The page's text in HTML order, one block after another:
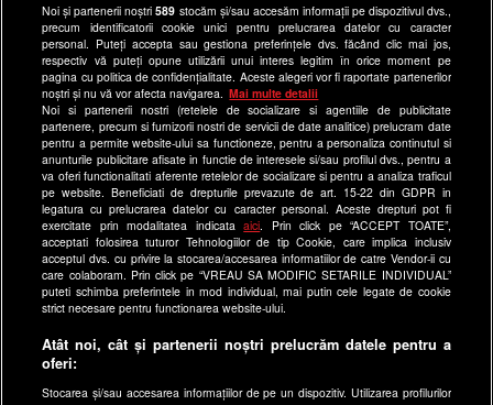
Program Happy Channel
Echipa editorială
Site-uri Antena Group
a1.ro
antenastars.ro
as.ro
catine.ro
chefi.ro
deparinti.ro
medicool.ro
spynews.ro
useit.ro
Noi și partenerii noștri589 stocăm și/sau accesăm informații pe dispozitivul dvs.,
precum identificatorii cookie unici pentru prelucrarea datelor cu caracter
personal. Puteți accepta sau gestiona preferințele dvs. făcând clic mai jos,
respectiv vă puteți opune utilizării unui interes legitim în orice moment pe
pagina cu politica de confidențialitate. Aceste alegeri vor fi raportate partenerilor
noștri și nu vă vor afecta navigarea.
Mai multe detalii
Noi si partenerii nostri (retelele de socializare si agentiile de publicitate
partenere, precum si furnizorii nostri de servicii de date analitice) prelucram date
pentru a permite website-ului sa functioneze, pentru a personaliza continutul si
anunturile publicitare afisate in functie de interesele si/sau profilul dvs., pentru a
va oferi functionalitati aferente retelelor de socializare si pentru a analiza traficul
pe website. Beneficiati de drepturile prevazute de art. 15-22 din GDPR in
legatura cu prelucrarea datelor cu caracter personal. Aceste drepturi pot fi
exercitate prin modalitatea indicataaici . Prin click pe “ACCEPT TOATE”,
acceptati folosirea tuturor Tehnologiilor de tip Cookie, care implica inclusiv
acceptul dvs. cu privire la stocarea/accesarea informatiilor de catre Vendor-ii cu
care colaboram. Prin click pe “VREAU SA MODIFIC SETARILE INDIVIDUAL”
puteti schimba preferintele in mod individual, mai putin cele legate de cookie
strict necesare pentru functionarea website-ului.
Atât noi, cât și partenerii noștri prelucrăm datele pentru a
oferi:
Stocarea și/sau accesarea informațiilor de pe un dispozitiv. Utilizarea profilurilor